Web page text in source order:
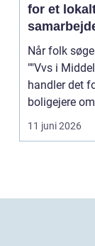
for et
Når folk
""Vvs i
handler det
boligejere
...
11 juni 2026